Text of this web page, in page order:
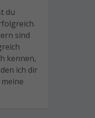
du
sind
kennen,
ich dir